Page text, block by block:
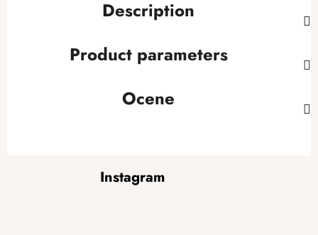
Description
Product parameters
Ocene
Instagram